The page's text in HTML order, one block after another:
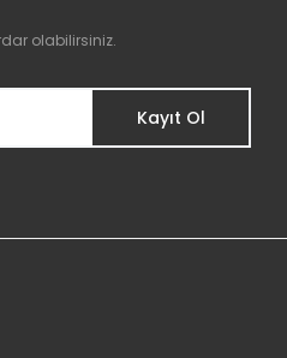
olabilirsiniz.
Kayıt Ol